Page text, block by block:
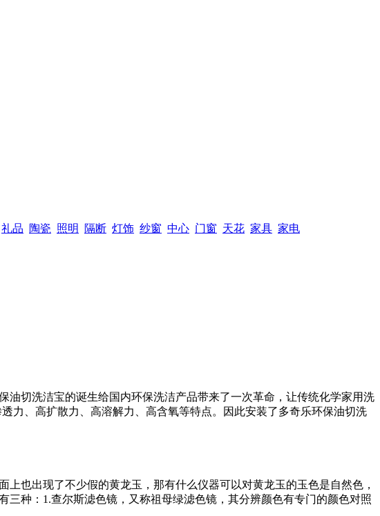
礼品 陶瓷 照明 隔断 灯饰 纱窗 中心 门窗 天花 家具 家电
切洗洁宝的诞生给国内环保洗洁产品带来了一次革命，让传统化学家用洗
力、高扩散力、高溶解力、高含氧等特点。因此安装了多奇乐环保油切洗
也出现了不少假的黄龙玉，那有什么仪器可以对黄龙玉的玉色是自然色，
种：1.查尔斯滤色镜，又称祖母绿滤色镜，其分辨颜色有专门的颜色对照